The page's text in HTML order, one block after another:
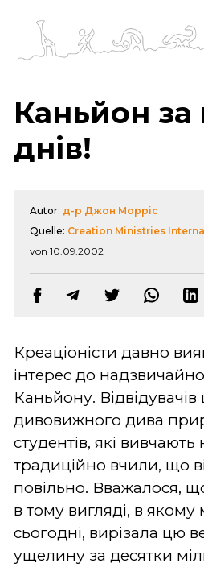
Каньйон за
днів!
Autor: д-р Джон Морріс
Quelle: Creation Ministries
von 10.09.2002
Креаціоністи давно
інтерес до
Каньйону. Відвідувачів
дивовижного дива
студентів, які
традиційно вчили, що
повільно. Вважалося,
в тому вигляді, в якому
сьогодні, вирізала цю
ущелину за десятки